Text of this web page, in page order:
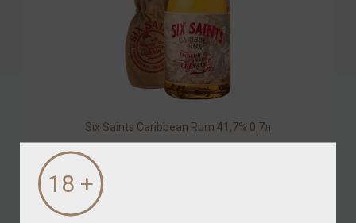
Six Saints Caribbean Rum 41,7% 0,7л